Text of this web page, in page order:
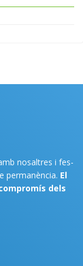
nosaltres i fes-
permanència. El
dels